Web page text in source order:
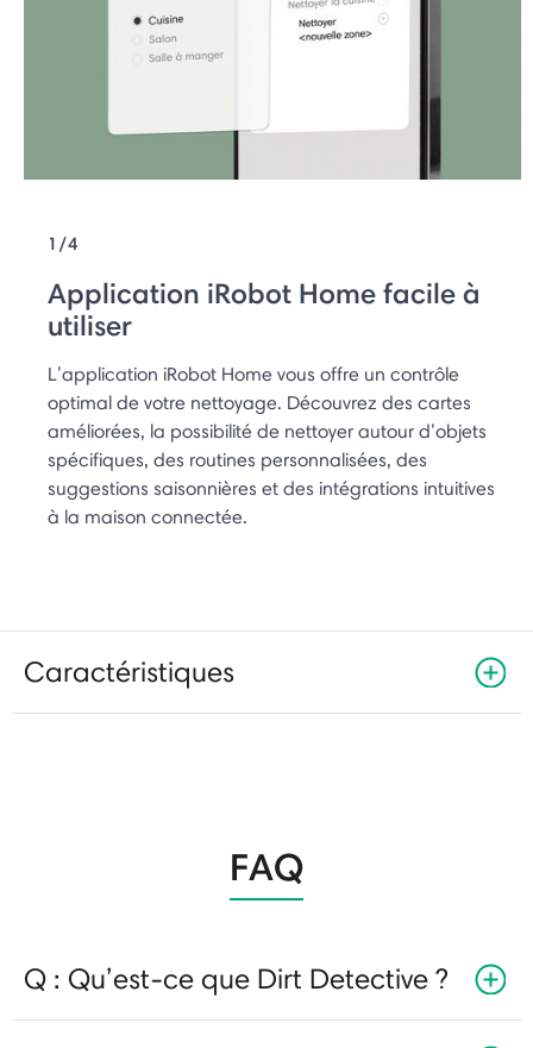
1/4
Application iRobot Home facile à
utiliser
L’application iRobot Home vous offre un contrôle
optimal de votre nettoyage. Découvrez des cartes
améliorées, la possibilité de nettoyer autour d’objets
spécifiques, des routines personnalisées, des
suggestions saisonnières et des intégrations intuitives
à la maison connectée.
Caractéristiques
FAQ
Q : Qu’est-ce que Dirt Detective ?